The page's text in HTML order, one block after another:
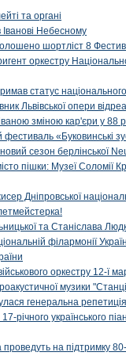
та органі
Небесному
шортліст 8
оркестру
статус національного
Львівської опери
зміною кар'єри у 88
«Буковинські
новий сезон берлінської
пішки: Музеї Соломії
Дніпровської
та Станіслава
філармонії
оркестру 12-ї
музики
генеральна
річного українського
на підтримку